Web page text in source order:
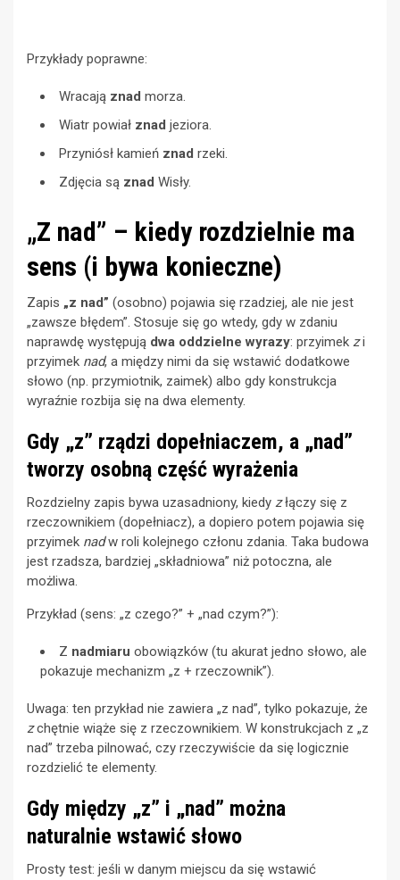
Przykłady poprawne:
Wracają znad morza.
Wiatr powiał znad jeziora.
Przyniósł kamień znad rzeki.
Zdjęcia są znad Wisły.
„Z nad” – kiedy rozdzielnie ma
sens (i bywa konieczne)
Zapis „z nad” (osobno) pojawia się rzadziej, ale nie jest
„zawsze błędem”. Stosuje się go wtedy, gdy w zdaniu
naprawdę występują dwa oddzielne wyrazy: przyimek zi
przyimek nad, a między nimi da się wstawić dodatkowe
słowo (np. przymiotnik, zaimek) albo gdy konstrukcja
wyraźnie rozbija się na dwa elementy.
Gdy „z” rządzi dopełniaczem, a „nad”
tworzy osobną część wyrażenia
Rozdzielny zapis bywa uzasadniony, kiedy złączy się z
rzeczownikiem (dopełniacz), a dopiero potem pojawia się
przyimek nadw roli kolejnego członu zdania. Taka budowa
jest rzadsza, bardziej „składniowa” niż potoczna, ale
możliwa.
Przykład (sens: „z czego?” + „nad czym?”):
Z nadmiaru obowiązków (tu akurat jedno słowo, ale
pokazuje mechanizm „z + rzeczownik”).
Uwaga: ten przykład nie zawiera „z nad”, tylko pokazuje, że
zchętnie wiąże się z rzeczownikiem. W konstrukcjach z „z
nad” trzeba pilnować, czy rzeczywiście da się logicznie
rozdzielić te elementy.
Gdy między „z” i „nad” można
naturalnie wstawić słowo
Prosty test: jeśli w danym miejscu da się wstawić